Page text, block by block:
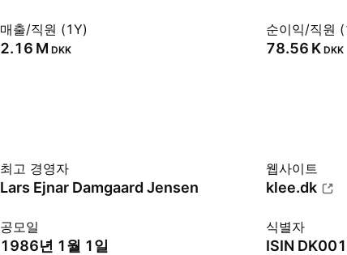
매출/직원 (1Y)
‪2.16 M‬ DKK
순이익/직원
‪78.56 K‬ DKK
최고 경영자
Lars Ejnar Damgaard Jensen
웹사이트
klee.dk
공모일
1986년 1월 1일
식별자
ISIN